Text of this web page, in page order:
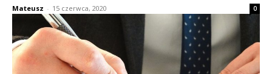
Mateusz - 15 czerwca, 2020 0